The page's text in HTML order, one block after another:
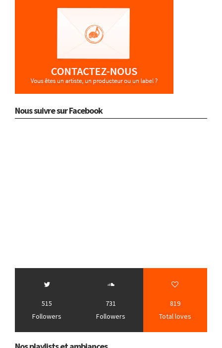
Nous suivre sur Facebook
515
Followers
731
Followers
819
Total loves